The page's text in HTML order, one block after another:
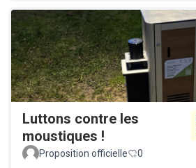
Luttons contre les
moustiques !
Proposition officielle
0